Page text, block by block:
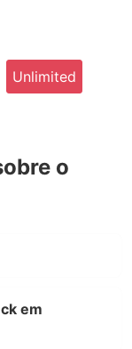
Unlimited
o
em